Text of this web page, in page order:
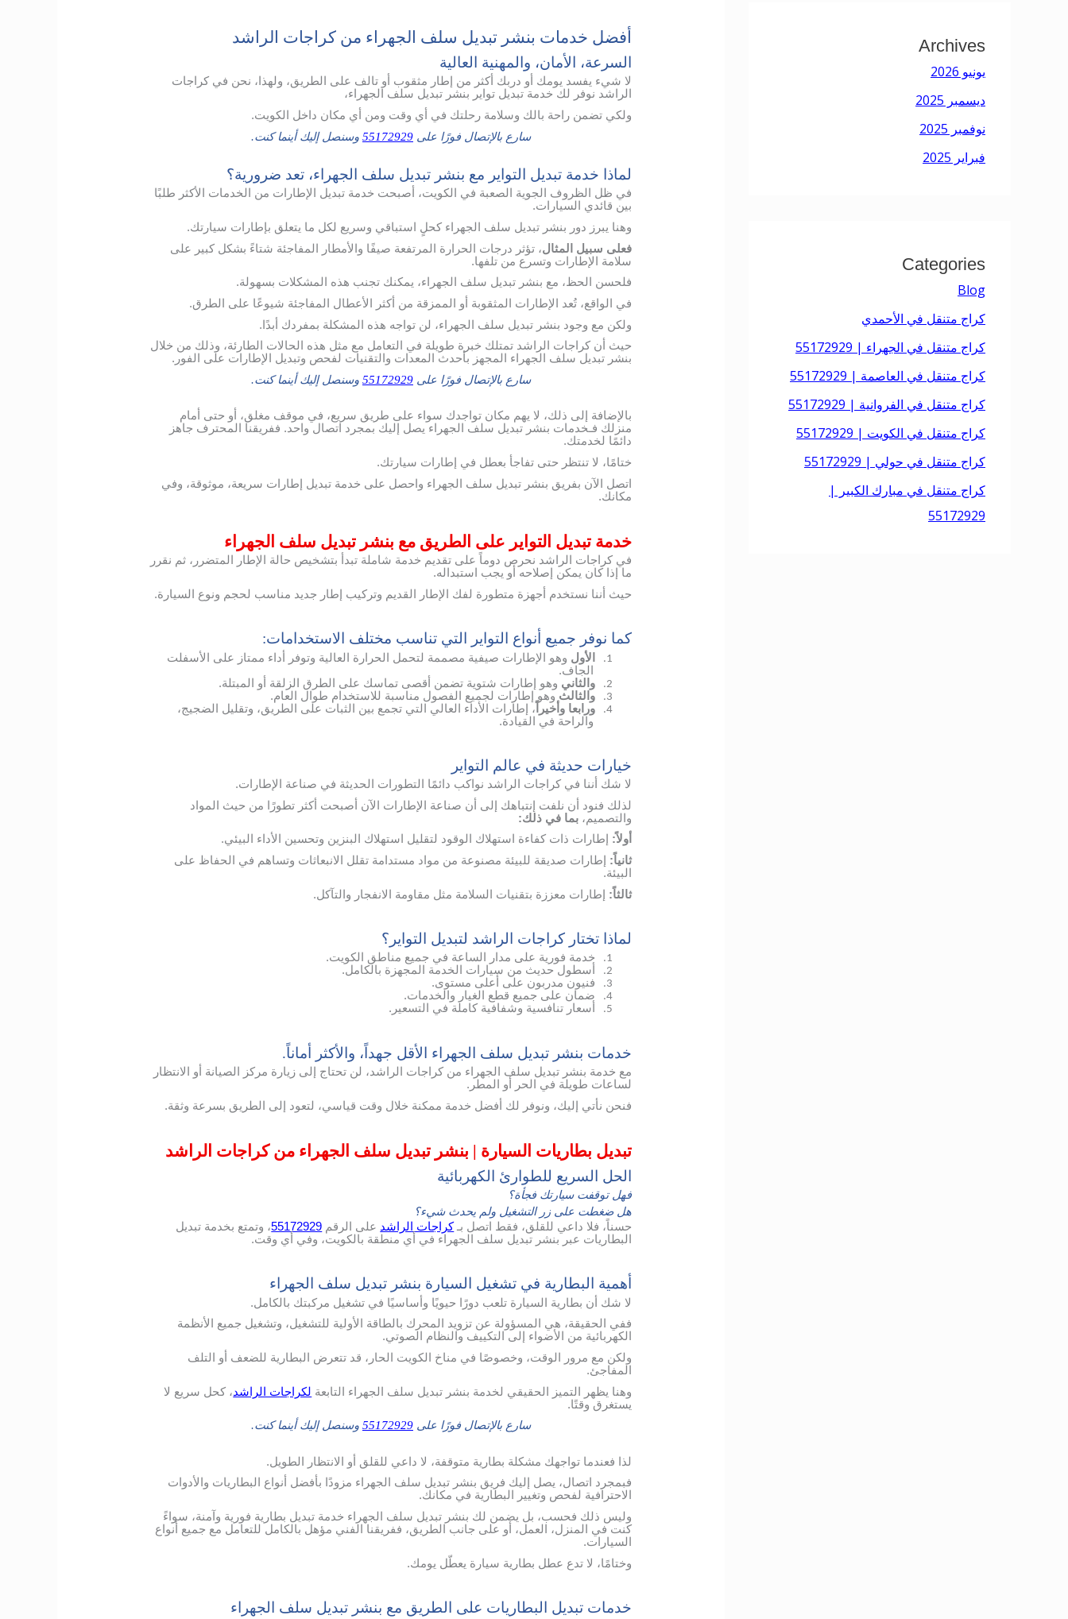
Archives
يونيو 2026
ديسمبر 2025
نوفمبر 2025
فبراير 2025
Categories
Blog
كراج متنقل في الأحمدي
كراج متنقل في الجهراء | 55172929
كراج متنقل في العاصمة | 55172929
كراج متنقل في الفروانية | 55172929
كراج متنقل في الكويت | 55172929
كراج متنقل في حولي | 55172929
كراج متنقل في مبارك الكبير |
55172929
أفضل خدمات بنشر تبديل سلف الجهراء من كراجات الراشد
السرعة، الأمان، والمهنية العالية
لا شيء يفسد يومك أو دربك أكثر من إطار مثقوب أو تالف على الطريق، ولهذا، نحن في كراجات
الراشد نوفر لك خدمة تبديل تواير بنشر تبديل سلف الجهراء،
ولكي تضمن راحة بالك وسلامة رحلتك في أي وقت ومن أي مكان داخل الكويت.
سارع بالإتصال فورًا على 55172929 وسنصل إليك أينما كنت.
لماذا خدمة تبديل التواير مع بنشر تبديل سلف الجهراء، تعد ضرورية؟
في ظل الظروف الجوية الصعبة في الكويت، أصبحت خدمة تبديل الإطارات من الخدمات الأكثر طلبًا
بين قائدي السيارات.
وهنا يبرز دور بنشر تبديل سلف الجهراء كحلٍ استباقي وسريع لكل ما يتعلق بإطارات سيارتك.
فعلى سبيل المثال، تؤثر درجات الحرارة المرتفعة صيفًا والأمطار المفاجئة شتاءً بشكل كبير على
سلامة الإطارات وتسرع من تلفها.
فلحسن الحظ، مع بنشر تبديل سلف الجهراء، يمكنك تجنب هذه المشكلات بسهولة.
في الواقع، تُعد الإطارات المثقوبة أو الممزقة من أكثر الأعطال المفاجئة شيوعًا على الطرق.
ولكن مع وجود بنشر تبديل سلف الجهراء، لن تواجه هذه المشكلة بمفردك أبدًا.
حيث أن كراجات الراشد تمتلك خبرة طويلة في التعامل مع مثل هذه الحالات الطارئة، وذلك من خلال
بنشر تبديل سلف الجهراء المجهز بأحدث المعدات والتقنيات لفحص وتبديل الإطارات على الفور.
سارع بالإتصال فورًا على 55172929 وسنصل إليك أينما كنت.
بالإضافة إلى ذلك، لا يهم مكان تواجدك سواء على طريق سريع، في موقف مغلق، أو حتى أمام
منزلك فـخدمات بنشر تبديل سلف الجهراء يصل إليك بمجرد اتصال واحد. ففريقنا المحترف جاهز
دائمًا لخدمتك.
ختامًا، لا تنتظر حتى تفاجأ بعطل في إطارات سيارتك.
اتصل الآن بفريق بنشر تبديل سلف الجهراء واحصل على خدمة تبديل إطارات سريعة، موثوقة، وفي
مكانك.
خدمة تبديل التواير على الطريق مع بنشر تبديل سلف الجهراء
في كراجات الراشد نحرص دوماً على تقديم خدمة شاملة تبدأ بتشخيص حالة الإطار المتضرر، ثم نقرر
ما إذا كان يمكن إصلاحه أو يجب استبداله.
حيث أننا نستخدم أجهزة متطورة لفك الإطار القديم وتركيب إطار جديد مناسب لحجم ونوع السيارة.
كما نوفر جميع أنواع التواير التي تناسب مختلف الاستخدامات:
1. الأول وهو الإطارات صيفية مصممة لتحمل الحرارة العالية وتوفر أداء ممتاز على الأسفلت
الجاف.
2. والثاني وهو إطارات شتوية تضمن أقصى تماسك على الطرق الزلقة أو المبتلة.
3. والثالث وهو إطارات لجميع الفصول مناسبة للاستخدام طوال العام.
4. ورابعا وأخيراً ، إطارات الأداء العالي التي تجمع بين الثبات على الطريق، وتقليل الضجيج،
والراحة في القيادة.
خيارات حديثة في عالم التواير
لا شك أننا في كراجات الراشد نواكب دائمًا التطورات الحديثة في صناعة الإطارات.
لذلك فنود أن نلفت إنتباهك إلى أن صناعة الإطارات الآن أصبحت أكثر تطورًا من حيث المواد
والتصميم، بما في ذلك:
أولاً: إطارات ذات كفاءة استهلاك الوقود لتقليل استهلاك البنزين وتحسين الأداء البيئي.
ثانياً: إطارات صديقة للبيئة مصنوعة من مواد مستدامة تقلل الانبعاثات وتساهم في الحفاظ على
البيئة.
ثالثاً: إطارات معززة بتقنيات السلامة مثل مقاومة الانفجار والتآكل.
لماذا تختار كراجات الراشد لتبديل التواير؟
1. خدمة فورية على مدار الساعة في جميع مناطق الكويت.
2. أسطول حديث من سيارات الخدمة المجهزة بالكامل.
3. فنيون مدربون على أعلى مستوى.
4. ضمان على جميع قطع الغيار والخدمات.
5. أسعار تنافسية وشفافية كاملة في التسعير.
خدمات بنشر تبديل سلف الجهراء الأقل جهداً، والأكثر أماناً.
مع خدمة بنشر تبديل سلف الجهراء من كراجات الراشد، لن تحتاج إلى زيارة مركز الصيانة أو الانتظار
لساعات طويلة في الحر أو المطر.
فنحن نأتي إليك، ونوفر لك أفضل خدمة ممكنة خلال وقت قياسي، لتعود إلى الطريق بسرعة وثقة.
تبديل بطاريات السيارة | بنشر تبديل سلف الجهراء من كراجات الراشد
الحل السريع للطوارئ الكهربائية
فهل توقفت سيارتك فجأة؟
هل ضغطت على زر التشغيل ولم يحدث شيء؟
حسناً، فلا داعي للقلق، فقط اتصل بـكراجات الراشد على الرقم 55172929، وتمتع بخدمة تبديل
البطاريات عبر بنشر تبديل سلف الجهراء في أي منطقة بالكويت، وفي أي وقت.
أهمية البطارية في تشغيل السيارة بنشر تبديل سلف الجهراء
لا شك أن بطارية السيارة تلعب دورًا حيويًا وأساسيًا في تشغيل مركبتك بالكامل.
ففي الحقيقة، هي المسؤولة عن تزويد المحرك بالطاقة الأولية للتشغيل، وتشغيل جميع الأنظمة
الكهربائية من الأضواء إلى التكييف والنظام الصوتي.
ولكن مع مرور الوقت، وخصوصًا في مناخ الكويت الحار، قد تتعرض البطارية للضعف أو التلف
المفاجئ.
وهنا يظهر التميز الحقيقي لخدمة بنشر تبديل سلف الجهراء التابعة لكراجات الراشد، كحل سريع لا
يستغرق وقتًا.
سارع بالإتصال فورًا على 55172929 وسنصل إليك أينما كنت.
لذا فعندما تواجهك مشكلة بطارية متوقفة، لا داعي للقلق أو الانتظار الطويل.
فبمجرد اتصال، يصل إليك فريق بنشر تبديل سلف الجهراء مزودًا بأفضل أنواع البطاريات والأدوات
الاحترافية لفحص وتغيير البطارية في مكانك.
وليس ذلك فحسب، بل يضمن لك بنشر تبديل سلف الجهراء خدمة تبديل بطارية فورية وآمنة، سواءً
كنت في المنزل، العمل، أو على جانب الطريق، ففريقنا الفني مؤهل بالكامل للتعامل مع جميع أنواع
السيارات.
وختامًا، لا تدع عطل بطارية سيارة يعطّل يومك.
خدمات تبديل البطاريات على الطريق مع بنشر تبديل سلف الجهراء